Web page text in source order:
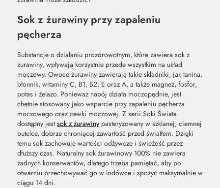
MOC Z
NATURY
Sok z żurawiny przy zapaleniu
pęcherza
Substancje o działaniu prozdrowotnym, które zawiera sok z
żurawiny, wpływają korzystnie przede wszystkim na układ
moczowy. Owoce żurawiny zawierają takie składniki, jak tanina,
błonnik, witaminy C, B1, B2, E oraz A, a także magnez, fosfor,
potas i żelazo. Ponieważ napój działa moczopędnie, jest
chętnie stosowany jako wsparcie przy zapaleniu pęcherza
moczowego oraz cewki moczowej. Z serii Soki Świata
dostępny jestsok z żurawiny pasteryzowany w szklanej, ciemnej
butelce, dobrze chroniącej zawartość przed światłem. Dzięki
temu sok zachowuje wartości odżywcze i świeżość przez
dłuższy czas. Naturalny sok żurawinowy 100% nie zawiera
żadnych konserwantów, dlatego trzeba pamiętać, aby po
otwarciu przechowywać go w lodówce i spożyć maksymalnie w
ciągu 14 dni.